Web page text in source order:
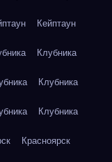
Кейптаун
Клубника
Клубника
Клубника
Красноярск